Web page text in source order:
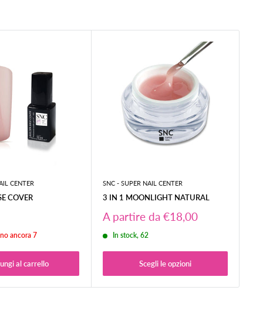
CENTER
COVER
ancora 7
al carrello
SNC - SUPER NAIL CENTER
3 IN 1 MOONLIGHT NATURAL
Prezzo
scontato
A partire da €18,00
In stock, 62
Scegli le opzioni